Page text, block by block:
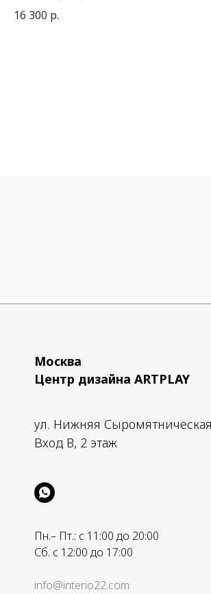
расцветках. Вы можете изменять
16 300 р.
Москва
Центр дизайна ARTPLAY
ул. Нижняя
Вход B, 2 этаж
Пн.– Пт.: с 11:00 до 20:00
Сб. с 12:00 до 17:00
info@interio22.com